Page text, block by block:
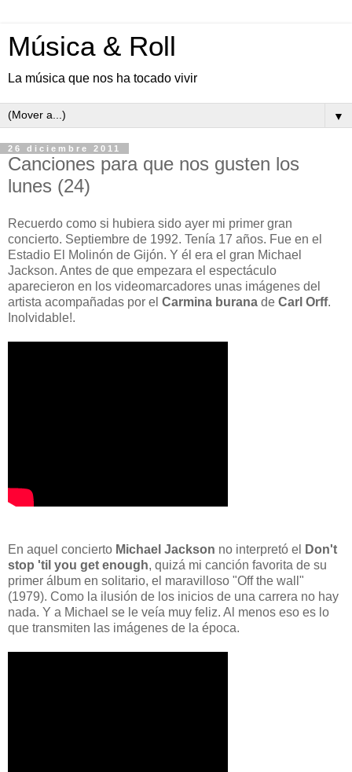
Música & Roll
La música que nos ha tocado vivir
▼
26 diciembre 2011
Canciones para que nos gusten los
lunes (24)
Recuerdo como si hubiera sido ayer mi primer gran
concierto. Septiembre de 1992. Tenía 17 años. Fue en el
Estadio El Molinón de Gijón. Y él era el gran Michael
Jackson. Antes de que empezara el espectáculo
aparecieron en los videomarcadores unas imágenes del
artista acompañadas por el Carmina burana de Carl Orff.
Inolvidable!.
En aquel concierto Michael Jackson no interpretó el
Don't
stop 'til you get enough, quizá mi canción favorita de su
primer álbum en solitario, el maravilloso "Off the wall"
(1979). Como la ilusión de los inicios de una carrera no hay
nada. Y a Michael se le veía muy feliz. Al menos eso es lo
que transmiten las imágenes de la época.